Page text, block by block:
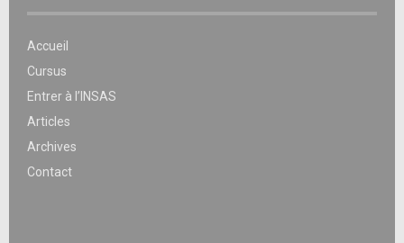
Accueil
Cursus
Entrer à l’INSAS
Articles
Archives
Contact